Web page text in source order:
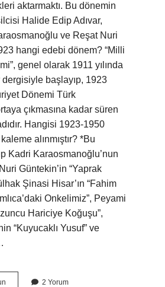
aktarmaktı. Bu dönemin
Halide Edip Adıvar,
ve Reşat Nuri
hangi edebi dönem? “Milli
genel olarak 1911 yılında
başlayıp, 1923
Dönemi Türk
çıkmasına kadar süren
Hangisi 1923-1950
alınmıştır? *Bu
Kadri Karaosmanoğlu’nun
Güntekin’in “Yaprak
Şinasi Hisar’ın “Fahim
Onkelimiz”, Peyami
Hariciye Koğuşu”,
“Kuyucaklı Yusuf” ve
2 Yorum